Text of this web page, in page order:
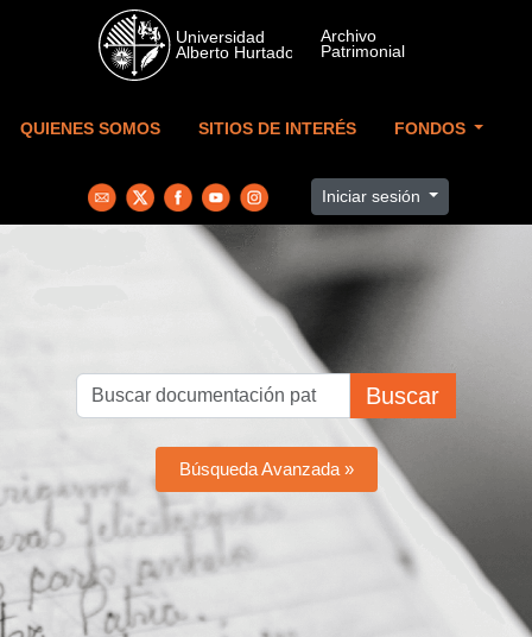
Skip to main content
QUIENES SOMOS SITIOS DE INTERÉS FONDOS
Iniciar sesión
Buscar
Búsqueda Avanzada »